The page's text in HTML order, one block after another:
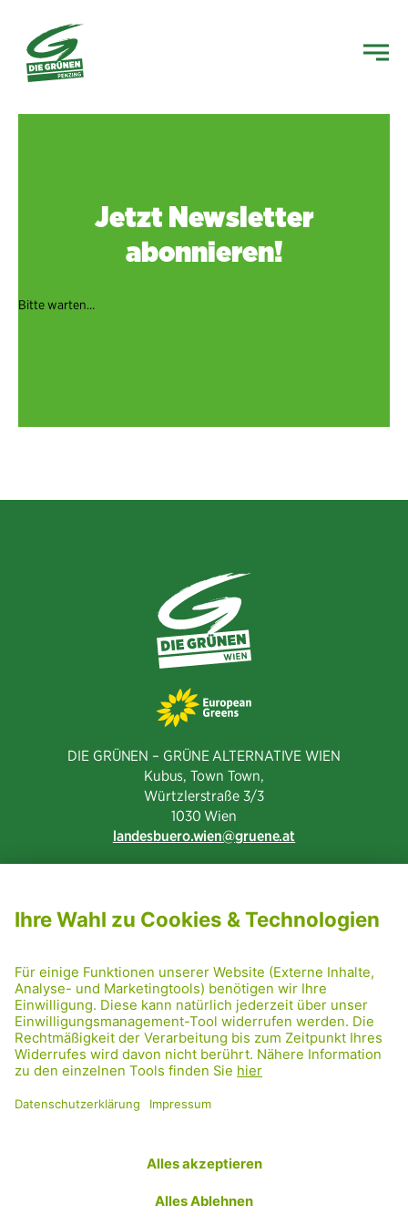
Jetzt Newsletter
abonnieren!
Bitte warten…
DIE GRÜNEN – GRÜNE ALTERNATIVE WIEN
Kubus, Town Town,
Würtzlerstraße 3/3​
1030 Wien
landesbuero.wien
gruene.at
PRESSE
GRÜNE RADRETTUNG
FRIDAY NIGHTSKATING
NETIQUETTE
DATENSCHUTZ
TRANSPARENZ
Facebook
TwitterInstagram